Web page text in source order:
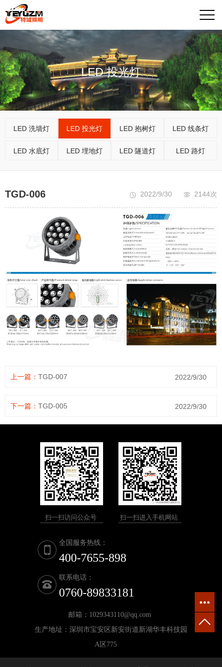
LED 投光灯
LED 洗墙灯 LED 投光灯 LED 抱树灯 LED 线条灯
LED 水底灯 LED 埋地灯 LED 隧道灯 LED 路灯
TGD-006 2022/9/30 2144次
上一篇： TGD-007 2022/9/30
下一篇： TGD-005 2022/9/30
扫一扫访问公众号 扫一扫进入手机网站
全国服务热线：
400-7655-898
联系电话：
0760-89833181
邮箱：1029343110@qq.com
生产地址：深圳市宝安区新安街道新湖华丰科技园
A区775